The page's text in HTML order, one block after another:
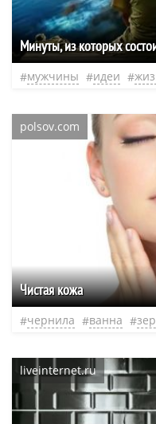
Минуты, из которых
мужчины идеи
polsov.com
​Чистая кожа
чернила ванна
liveinternet.ru